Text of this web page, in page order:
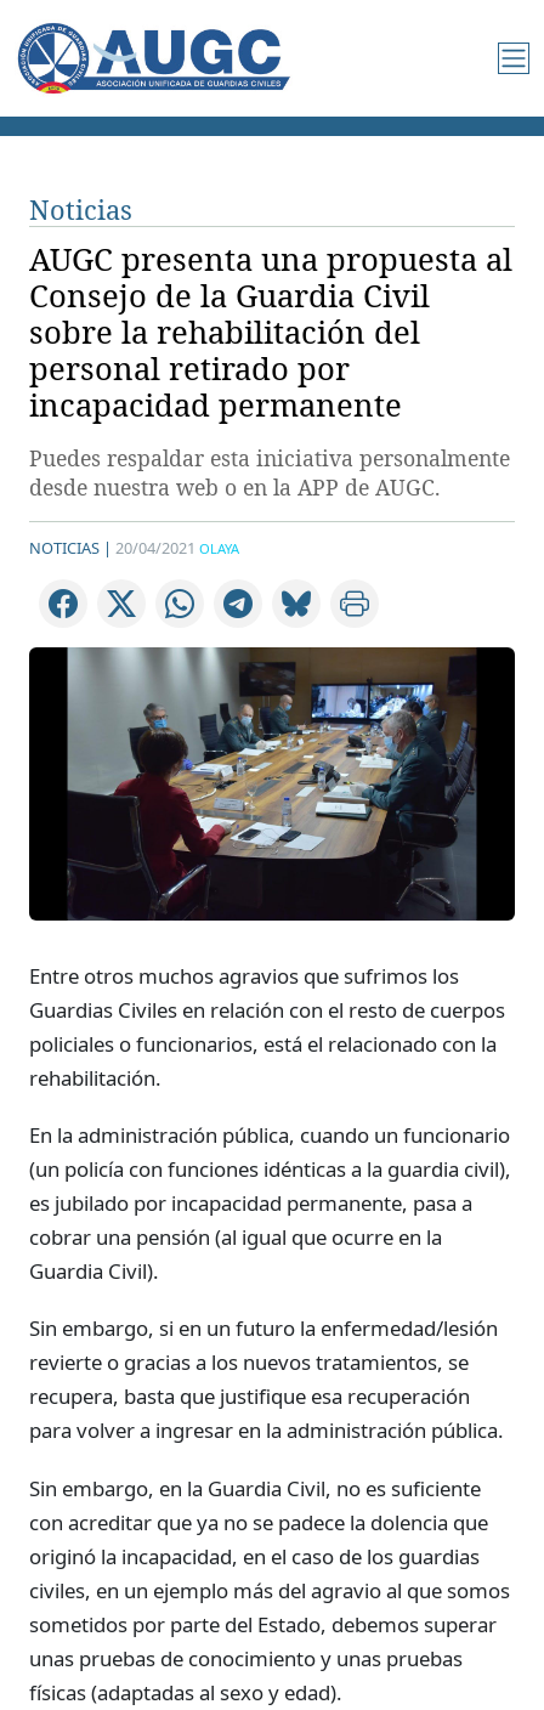
Noticias
AUGC presenta una propuesta al
Consejo de la Guardia Civil
sobre la rehabilitación del
personal retirado por
incapacidad permanente
Puedes respaldar esta iniciativa personalmente
desde nuestra web o en la APP de AUGC.
NOTICIAS | 20/04/2021 OLAYA
Entre otros muchos agravios que sufrimos los
Guardias Civiles en relación con el resto de cuerpos
policiales o funcionarios, está el relacionado con la
rehabilitación.
En la administración pública, cuando un funcionario
(un policía con funciones idénticas a la guardia civil),
es jubilado por incapacidad permanente, pasa a
cobrar una pensión (al igual que ocurre en la
Guardia Civil).
Sin embargo, si en un futuro la enfermedad/lesión
revierte o gracias a los nuevos tratamientos, se
recupera, basta que justifique esa recuperación
para volver a ingresar en la administración pública.
Sin embargo, en la Guardia Civil, no es suficiente
con acreditar que ya no se padece la dolencia que
originó la incapacidad, en el caso de los guardias
civiles, en un ejemplo más del agravio al que somos
sometidos por parte del Estado, debemos superar
unas pruebas de conocimiento y unas pruebas
físicas (adaptadas al sexo y edad).